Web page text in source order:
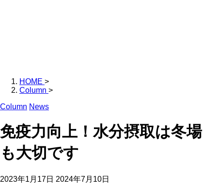
HOME >
Column >
Column News
免疫力向上！水分摂取は冬場
も大切です
2023年1月17日 2024年7月10日